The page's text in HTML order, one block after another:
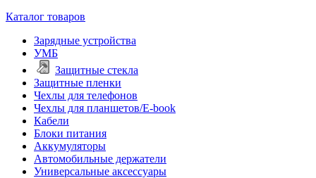
Каталог товаров
Зарядные устройства
УМБ
Защитные стекла
Защитные пленки
Чехлы для телефонов
Чехлы для планшетов/E-book
Кабели
Блоки питания
Аккумуляторы
Автомобильные держатели
Универсальные аксессуары